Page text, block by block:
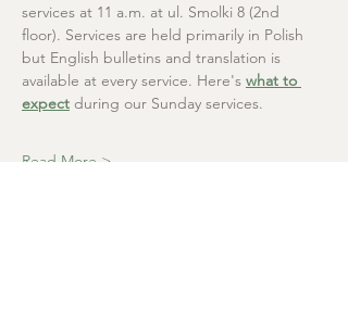
services at 11 a.m. at ul. Smolki 8 (2nd
floor). Services are held primarily in Polish
but English bulletins and translation is
available at every service. Here's what to
expect during our Sunday services.
Read More >